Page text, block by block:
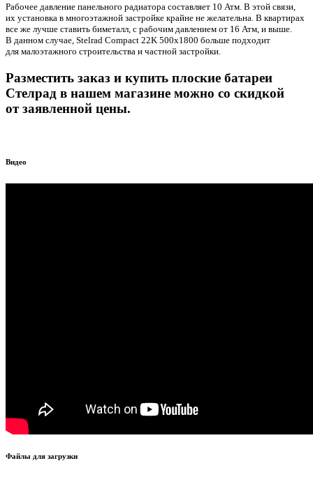
Рабочее давление панельного радиатора составляет 10 Атм. В этой связи,
их установка в многоэтажной застройке крайне не желательна. В квартирах
все же лучше ставить биметалл, с рабочим давлением от 16 Атм, и выше.
В данном случае, Stelrad Compact 22K 500х1800 больше подходит
для малоэтажного строительства и частной застройки.
Разместить заказ и купить плоские батареи
Стелрад в нашем магазине можно со скидкой
от заявленной цены.
Видео
Файлы для загрузки